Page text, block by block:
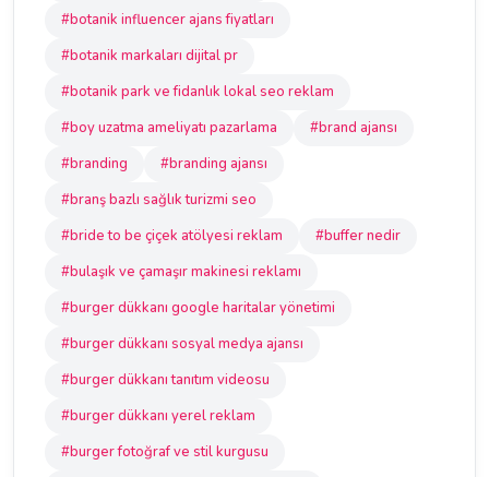
#botanik influencer ajans fiyatları
#botanik markaları dijital pr
#botanik park ve fidanlık lokal seo reklam
#boy uzatma ameliyatı pazarlama
#brand ajansı
#branding
#branding ajansı
#branş bazlı sağlık turizmi seo
#bride to be çiçek atölyesi reklam
#buffer nedir
#bulaşık ve çamaşır makinesi reklamı
#burger dükkanı google haritalar yönetimi
#burger dükkanı sosyal medya ajansı
#burger dükkanı tanıtım videosu
#burger dükkanı yerel reklam
#burger fotoğraf ve stil kurgusu